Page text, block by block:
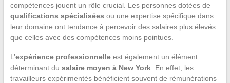
compétences jouent un rôle crucial. Les personnes dotées de
qualifications spécialisées ou une expertise spécifique dans
leur domaine ont tendance à percevoir des salaires plus élevés
que celles avec des compétences moins pointues.
L’expérience professionnelleest également un élément
déterminant du salaire moyen à New York. En effet, les
travailleurs expérimentés bénéficient souvent de rémunérations